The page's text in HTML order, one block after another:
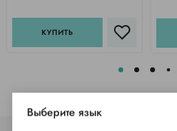
КУПИТЬ
Выберите язык